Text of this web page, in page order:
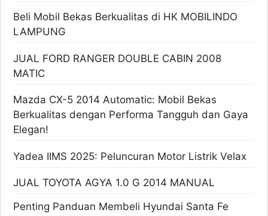
Beli Mobil Bekas Berkualitas di HK MOBILINDO
LAMPUNG
JUAL FORD RANGER DOUBLE CABIN 2008
MATIC
Mazda CX-5 2014 Automatic: Mobil Bekas
Berkualitas dengan Performa Tangguh dan Gaya
Elegan!
Yadea IIMS 2025: Peluncuran Motor Listrik Velax
JUAL TOYOTA AGYA 1.0 G 2014 MANUAL
Penting Panduan Membeli Hyundai Santa Fe